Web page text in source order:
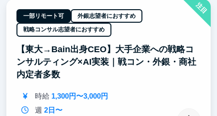
◆ 自分の手で価値を生み出す力を元に、起業も視野
に。
フロントからバックエンド、インフラ、生成AIの活用
まで─
開発環境には最新のAIを導入しており、「最先端×実
践」で学べるのが特長です。
実際に経験を糧に起業した卒業生もいます。
"自分の手で価値を生み出す力" を本気で身につけたい
人はぜひ。
注目
一部リモート可 外銀志望者におすすめ
戦略コンサル志望者におすすめ
【東大→Bain出身CEO】大手企業への戦略コ
ンサルティング×AI実装｜戦コン・外銀・商社
内定者多数
時給 1,300円〜3,000円
週 2日〜